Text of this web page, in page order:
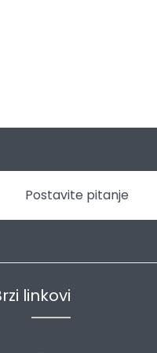
Postavite pitanje
linkovi